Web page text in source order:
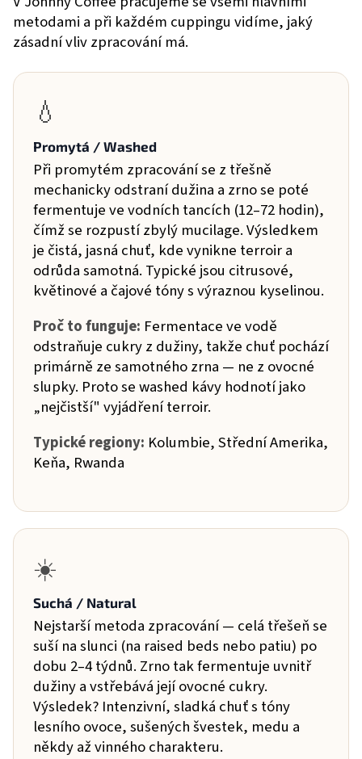
metodami a při každém cuppingu vidíme, jaký
zásadní vliv zpracování má.
💧
Promytá / Washed
Při promytém zpracování se z třešně
mechanicky odstraní dužina a zrno se poté
fermentuje ve vodních tancích (12–72 hodin),
čímž se rozpustí zbylý mucilage. Výsledkem
je čistá, jasná chuť, kde vynikne terroir a
odrůda samotná. Typické jsou citrusové,
květinové a čajové tóny s výraznou kyselinou.
Proč to funguje: Fermentace ve vodě
odstraňuje cukry z dužiny, takže chuť pochází
primárně ze samotného zrna — ne z ovocné
slupky. Proto se washed kávy hodnotí jako
„nejčistší" vyjádření terroir.
Typické regiony: Kolumbie, Střední Amerika,
Keňa, Rwanda
☀️
Suchá / Natural
Nejstarší metoda zpracování — celá třešeň se
suší na slunci (na raised beds nebo patiu) po
dobu 2–4 týdnů. Zrno tak fermentuje uvnitř
dužiny a vstřebává její ovocné cukry.
Výsledek? Intenzivní, sladká chuť s tóny
lesního ovoce, sušených švestek, medu a
někdy až vinného charakteru.